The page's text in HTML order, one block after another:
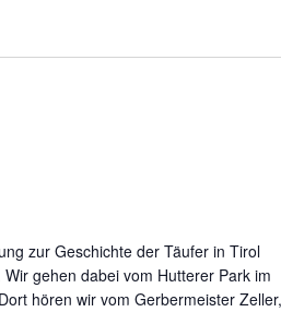
zur Geschichte der Täufer in Tirol
gehen dabei vom Hutterer Park im
hören wir vom Gerbermeister Zeller,